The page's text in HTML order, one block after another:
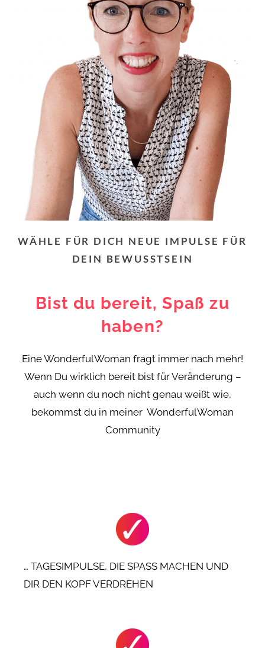
WÄHLE FÜR DICH NEUE IMPULSE FÜR
DEIN BEWUSSTSEIN
Bist du bereit, Spaß zu
haben?
Eine WonderfulWoman fragt immer nach mehr!
Wenn Du wirklich bereit bist für Veränderung –
auch wenn du noch nicht genau weißt wie,
bekommst du in meiner WonderfulWoman
Community
… TAGESIMPULSE, DIE SPASS MACHEN UND
DIR DEN KOPF VERDREHEN